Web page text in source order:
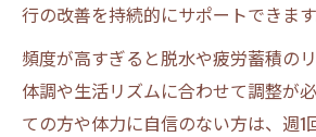
行の改善を持続的にサポートできます
頻度が高すぎると脱水や疲労蓄積の
体調や生活リズムに合わせて調整が
ての方や体力に自信のない方は、週1